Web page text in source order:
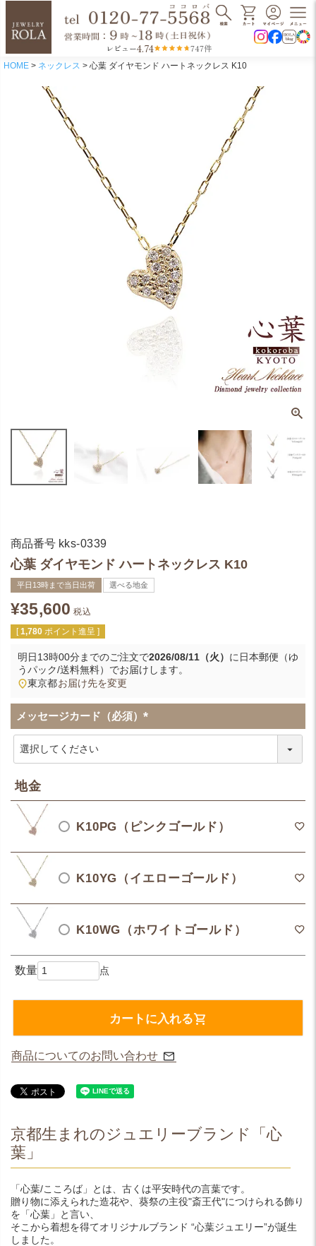
レビュー4.74 747件
HOME ネックレス 心葉 ダイヤモンド ハートネックレス K10
商品番号 kks-0339
心葉 ダイヤモンド ハートネックレス K10
平日13時まで当日出荷 選べる地金
¥35,600 税込
[ 1,780 ポイント進呈 ]
明日13時00分までのご注文で2026/08/11（火） に 日本郵便（ゆ
うパック/送料無料） でお届けします。
東京都お届け先を変更
メッセージカード（必須）
(
地金
K10PG（ピンクゴールド）
K10YG（イエローゴールド）
K10WG（ホワイトゴールド）
カートに入れる
商品についてのお問い合わせ
京都生まれのジュエリーブランド「心
葉」
「心葉/こころば」とは、古くは平安時代の言葉です。
贈り物に添えられた造花や、葵祭の主役"斎王代"につけられる飾り
を「心葉」と言い、
そこから着想を得てオリジナルブランド “心葉ジュエリー”が誕生
しました。